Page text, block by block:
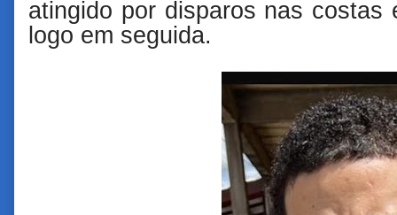
atingido por disparos nas costas
logo em seguida.